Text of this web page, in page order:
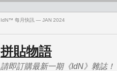
IdN™ 每月快訊 — JAN 2024
拼貼物語
請即訂購最新一期《IdN》雜誌！